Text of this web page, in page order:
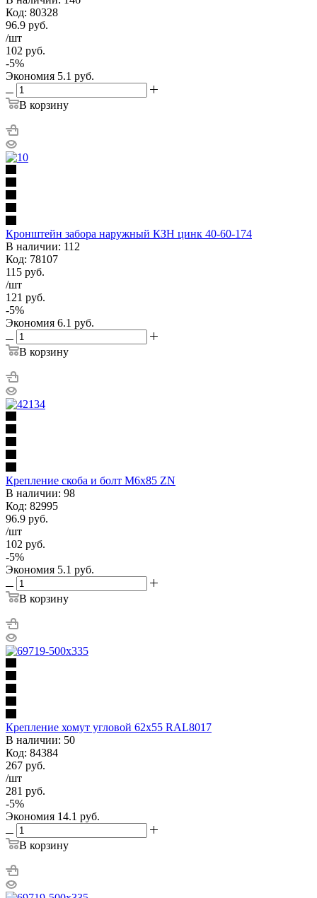
Код: 80328
96.9 руб.
/шт
102 руб.
-5%
Экономия 5.1 руб.
В корзину
Кронштейн забора наружный КЗН цинк 40-60-174
В наличии: 112
Код: 78107
115 руб.
/шт
121 руб.
-5%
Экономия 6.1 руб.
В корзину
Крепление скоба и болт М6х85 ZN
В наличии: 98
Код: 82995
96.9 руб.
/шт
102 руб.
-5%
Экономия 5.1 руб.
В корзину
Крепление хомут угловой 62х55 RAL8017
В наличии: 50
Код: 84384
267 руб.
/шт
281 руб.
-5%
Экономия 14.1 руб.
В корзину